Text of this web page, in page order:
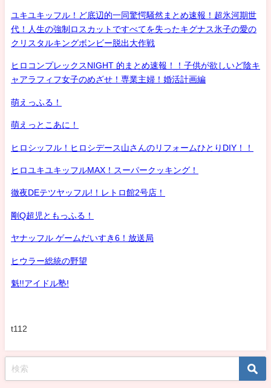
ユキユキッフル！ど底辺的一同驚愕騒然まとめ速報！超氷河期世
代！人生の強制ロスカットですべてを失ったキグナス氷子の愛の
クリスタルキングボンビー脱出大作戦
ヒロコンプレックスNIGHT 的まとめ速報！！子供が欲しいど陰キ
ャアラフィフ女子のめざせ！専業主婦！婚活計画編
萌えっふる！
萌えっとこあに！
ヒロシッフル！ヒロシデース山さんのリフォームひとりDIY！！
ヒロユキユキッフルMAX！スーパークッキング！
徹夜DEテツヤッフル!！レトロ館2号店！
剛Q超児ともっふる！
ヤナッフル ゲームだいすき6！放送局
ヒウラー総統の野望
魁!!アイドル塾!
t112